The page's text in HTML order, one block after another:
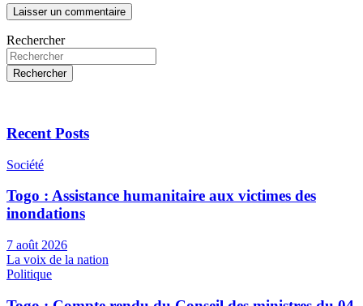
Rechercher
Rechercher
Recent Posts
Société
Togo : Assistance humanitaire aux victimes des
inondations
7 août 2026
La voix de la nation
Politique